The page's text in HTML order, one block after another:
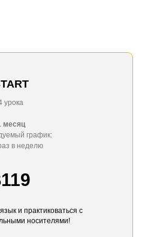
урока
месяц
график:
в неделю
и практиковаться с
носителями!